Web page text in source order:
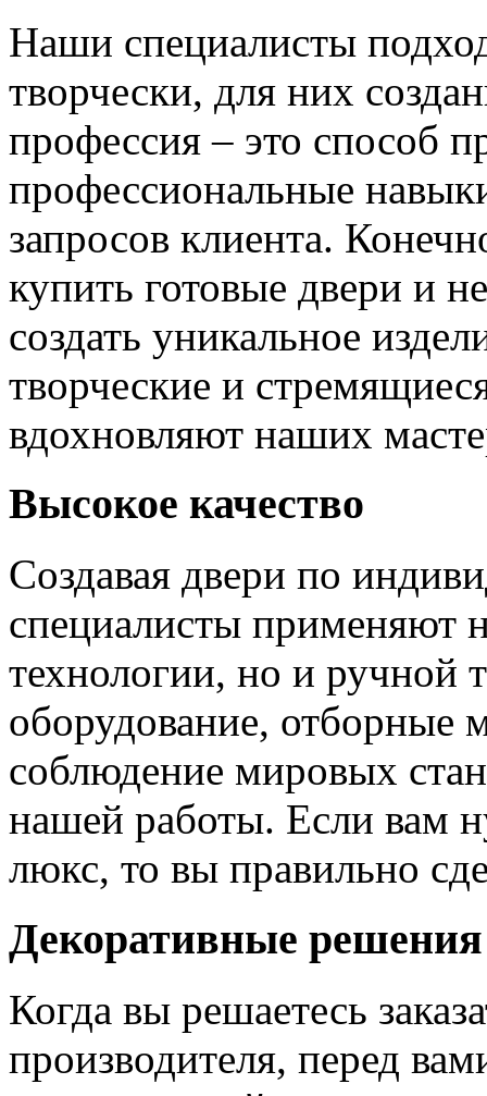
Наши специалисты
творчески, для них
профессия – это способ
профессиональные
запросов клиента.
купить готовые двери и
создать уникальное
творческие и
вдохновляют наших
Высокое качество
Создавая двери по
специалисты применяют
технологии, но и ручной
оборудование, отборные
соблюдение мировых
нашей работы. Если вам
люкс, то вы правильно
Декоративные решения
Когда вы решаетесь
производителя, перед